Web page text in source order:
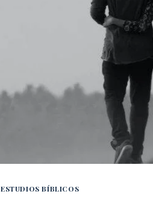
ESTUDIOS BÍBLICOS